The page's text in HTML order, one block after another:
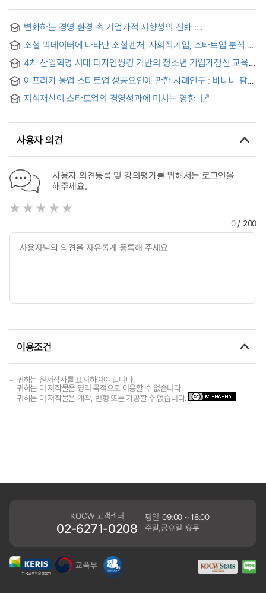
변화하는 경영 환경 속 기업가적 지향성의 진화 :
Entrepreneurial Orientation(EO) in a Changing Business
Environment : Focusing on Social Value Pursuit
소셜 빅데이터에 나타난 소셜벤처, 사회적기업, 스타트업 분석 =
Startups in Social Big Data
4차 산업혁명 시대 디자인씽킹 기반의 청소년 기업가정신 교육
Framework for Youth based on Design Thinking
아프리카 농업 스타트업 성공요인에 관한 사례연구 : 바나나 팜
for Agricultural Startups in Africa : Focusing on Banana
지식재산이 스타트업의 경영성과에 미치는 영향
사용자 의견
사용자 의견등록 및 강의평가를 위해서는 로그인을
해주세요.
0/ 200
이용조건
귀하는 원저작자를 표시하여야 합니다.
귀하는 이 저작물을 영리 목적으로 이용할 수 없습니다.
귀하는 이 저작물을 개작, 변형 또는 가공할 수 없습니다.
KOCW 고객센터
02-6271-0208
평일 09:00 ~ 18:00
주말,공휴일 휴무